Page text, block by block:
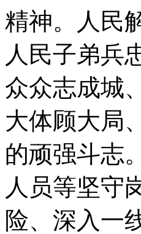
精神。人民
人民子弟兵
众众志成城
大体顾大局
的顽强斗志
人员等坚守
险、深入一